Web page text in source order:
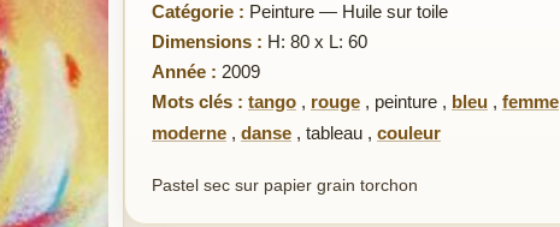
Catégorie : Peinture — Huile sur toile
Dimensions : H: 80 x L: 60
Année : 2009
Mots clés : tango , rouge , peinture , bleu , femme
moderne , danse , tableau , couleur
Pastel sec sur papier grain torchon